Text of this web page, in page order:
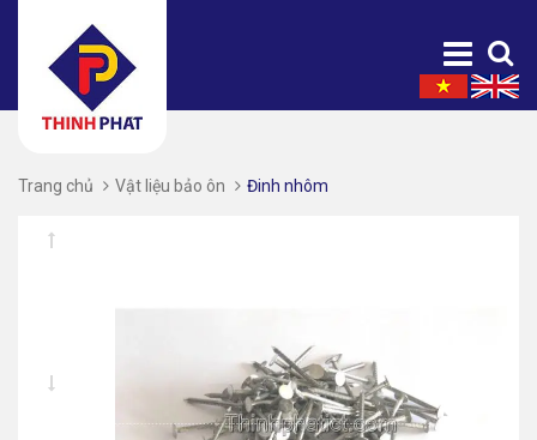
Trang chủ Vật liệu bảo ôn Đinh nhôm